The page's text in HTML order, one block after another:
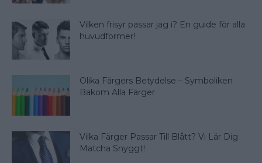
Vilken frisyr passar jag i? En guide för alla
huvudformer!
Olika Färgers Betydelse – Symboliken
Bakom Alla Färger
Vilka Färger Passar Till Blått? Vi Lär Dig
Matcha Snyggt!